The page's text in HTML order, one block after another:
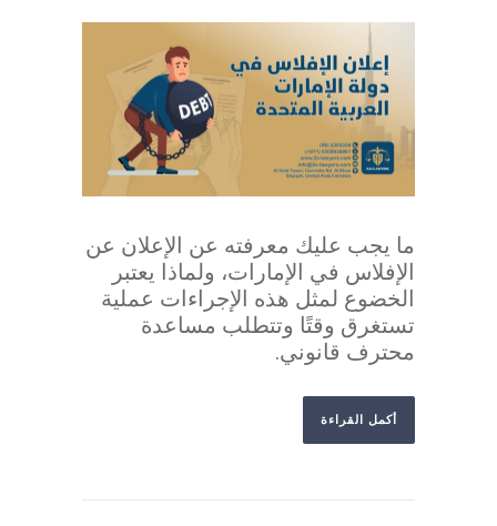
ما يجب عليك معرفته عن الإعلان عن
الإفلاس في الإمارات، ولماذا يعتبر
الخضوع لمثل هذه الإجراءات عملية
تستغرق وقتًا وتتطلب مساعدة
محترف قانوني.
أكمل القراءة